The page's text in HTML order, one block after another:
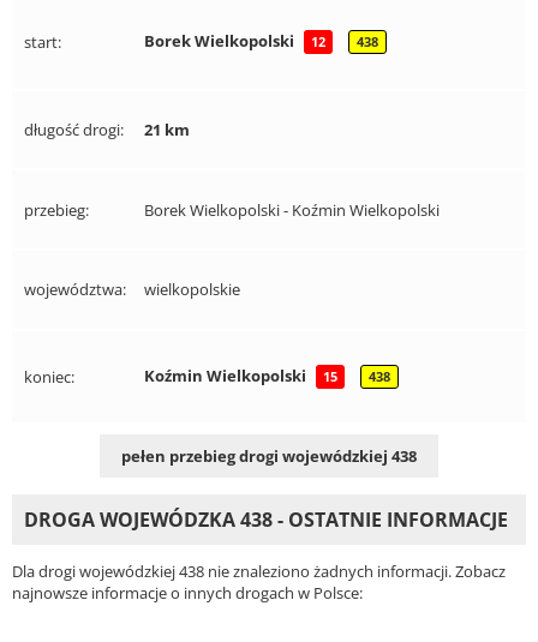
start: Borek Wielkopolski 12 438
długość drogi: 21 km
przebieg: Borek Wielkopolski - Koźmin Wielkopolski
województwa: wielkopolskie
koniec: Koźmin Wielkopolski 15 438
pełen przebieg drogi wojewódzkiej 438
DROGA WOJEWÓDZKA 438 - OSTATNIE INFORMACJE
Dla drogi wojewódzkiej 438 nie znaleziono żadnych informacji. Zobacz
najnowsze informacje o innych drogach w Polsce: